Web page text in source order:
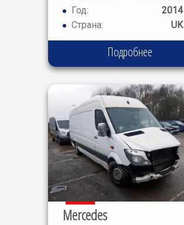
Год:
2014
Страна:
UK
Подробнее
Mercedes